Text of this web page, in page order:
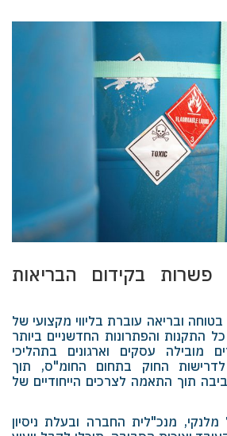
פשרות בקידום הבריאות
ובריאה עוברת בליווי מקצועי של
התקנות והפתרונות החדשניים ביותר
מובילה עסקים וארגונים בתהליכי
החוק בתחום החומ"ס, תוך
תוך התאמה לצרכים הייחודיים של
מנכ"לית החברה ובעלת ניסיון